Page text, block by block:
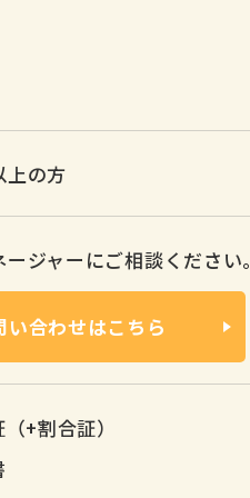
上の方
ージャーにご相談ください
い合わせはこちら
+割合証）